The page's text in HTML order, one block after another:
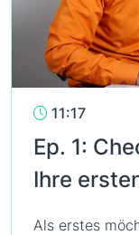
11:17
Ep. 1:
Ihre
Als erstes